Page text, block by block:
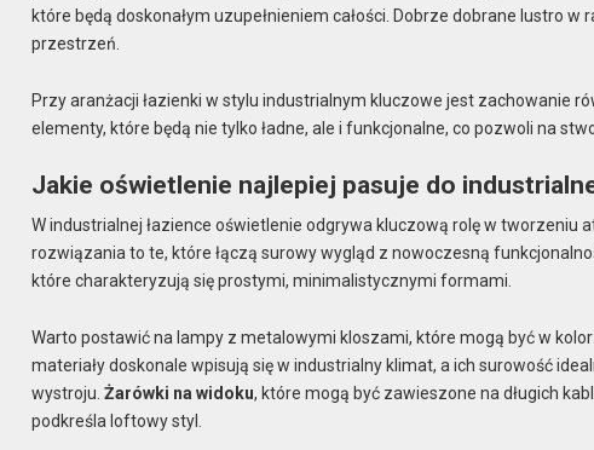
które będą doskonałym uzupełnieniem całości. Dobrze dobrane lustro
przestrzeń.
Przy aranżacji łazienki w stylu industrialnym kluczowe jest zachowanie
elementy, które będą nie tylko ładne, ale i funkcjonalne, co pozwoli na
Jakie oświetlenie najlepiej pasuje do
W industrialnej łazience oświetlenie odgrywa kluczową rolę w
rozwiązania to te, które łączą surowy wygląd z nowoczesną
które charakteryzują się prostymi, minimalistycznymi formami.
Warto postawić na lampy z metalowymi kloszami, które mogą być w
materiały doskonale wpisują się w industrialny klimat, a ich surowość
wystroju.Żarówki na widoku, które mogą być zawieszone na długich
podkreśla loftowy styl.